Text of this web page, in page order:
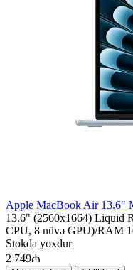
Apple MacBook Air 13.6"
13.6" (2560x1664) Liquid
CPU, 8 nüvə GPU)/RAM
Stokda yoxdur
2 749₼